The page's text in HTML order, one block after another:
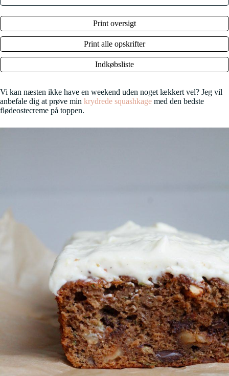
Print oversigt
Print alle opskrifter
Indkøbsliste
Vi kan næsten ikke have en weekend uden noget lækkert vel? Jeg vil
anbefale dig at prøve min krydrede squashkage med den bedste
flødeostecreme på toppen.